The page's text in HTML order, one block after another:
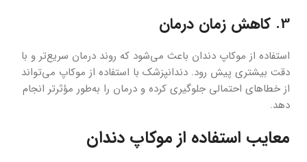
3. کاهش زمان درمان
استفاده از موکاپ دندان باعث می‌شود که روند درمان سریع‌تر و با
دقت بیشتری پیش رود. دندانپزشک با استفاده از موکاپ می‌تواند
از خطاهای احتمالی جلوگیری کرده و درمان را به‌طور مؤثرتر انجام
دهد.
معایب استفاده از موکاپ دندان